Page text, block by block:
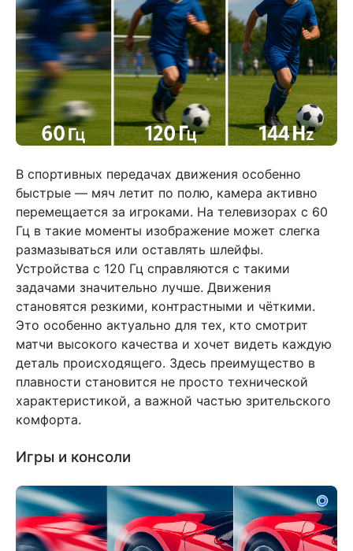
В спортивных передачах движения особенно
быстрые — мяч летит по полю, камера активно
перемещается за игроками. На телевизорах с 60
Гц в такие моменты изображение может слегка
размазываться или оставлять шлейфы.
Устройства с 120 Гц справляются с такими
задачами значительно лучше. Движения
становятся резкими, контрастными и чёткими.
Это особенно актуально для тех, кто смотрит
матчи высокого качества и хочет видеть каждую
деталь происходящего. Здесь преимущество в
плавности становится не просто технической
характеристикой, а важной частью зрительского
комфорта.
Игры и консоли